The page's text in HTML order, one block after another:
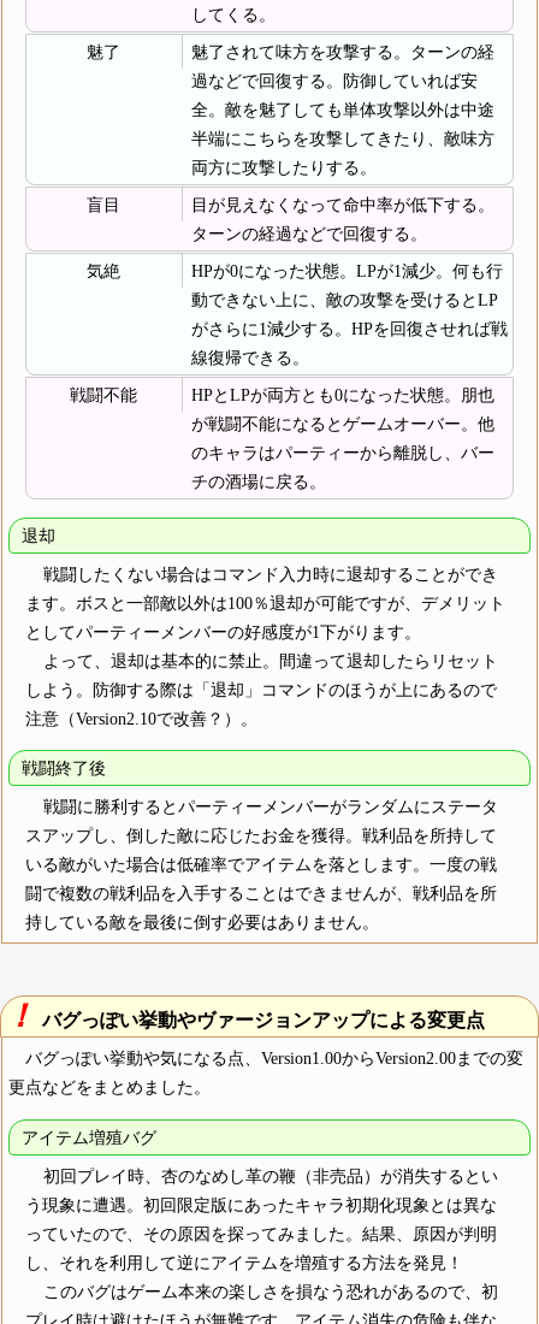
してくる。
魅了
魅了されて味方を攻撃する。ターンの経
過などで回復する。防御していれば安
全。敵を魅了しても単体攻撃以外は中途
半端にこちらを攻撃してきたり、敵味方
両方に攻撃したりする。
盲目
目が見えなくなって命中率が低下する。
ターンの経過などで回復する。
気絶
HPが0になった状態。LPが1減少。何も行
動できない上に、敵の攻撃を受けるとLP
がさらに1減少する。HPを回復させれば戦
線復帰できる。
戦闘不能
HPとLPが両方とも0になった状態。朋也
が戦闘不能になるとゲームオーバー。他
のキャラはパーティーから離脱し、バー
チの酒場に戻る。
退却
戦闘したくない場合はコマンド入力時に退却することができ
ます。ボスと一部敵以外は100％退却が可能ですが、デメリット
としてパーティーメンバーの好感度が1下がります。
よって、退却は基本的に禁止。間違って退却したらリセット
しよう。防御する際は「退却」コマンドのほうが上にあるので
注意（Version2.10で改善？）。
戦闘終了後
戦闘に勝利するとパーティーメンバーがランダムにステータ
スアップし、倒した敵に応じたお金を獲得。戦利品を所持して
いる敵がいた場合は低確率でアイテムを落とします。一度の戦
闘で複数の戦利品を入手することはできませんが、戦利品を所
持している敵を最後に倒す必要はありません。
！ バグっぽい挙動やヴァージョンアップによる変更点
バグっぽい挙動や気になる点、Version1.00からVersion2.00までの変
更点などをまとめました。
アイテム増殖バグ
初回プレイ時、杏のなめし革の鞭（非売品）が消失するとい
う現象に遭遇。初回限定版にあったキャラ初期化現象とは異な
っていたので、その原因を探ってみました。結果、原因が判明
し、それを利用して逆にアイテムを増殖する方法を発見！
このバグはゲーム本来の楽しさを損なう恐れがあるので、初
プレイ時は避けたほうが無難です。アイテム消失の危険も伴な